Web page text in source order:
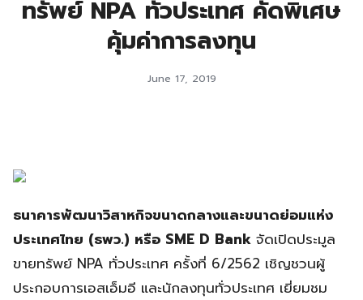
ทรัพย์ NPA ทั่วประเทศ คัดพิเศษ
คุ้มค่าการลงทุน
June 17, 2019
ธนาคารพัฒนาวิสาหกิจขนาดกลางและขนาดย่อมแห่ง
ประเทศไทย (ธพว.) หรือ SME D Bank จัดเปิดประมูล
ขายทรัพย์ NPA ทั่วประเทศ ครั้งที่ 6/2562 เชิญชวนผู้
ประกอบการเอสเอ็มอี และนักลงทุนทั่วประเทศ เยี่ยมชม